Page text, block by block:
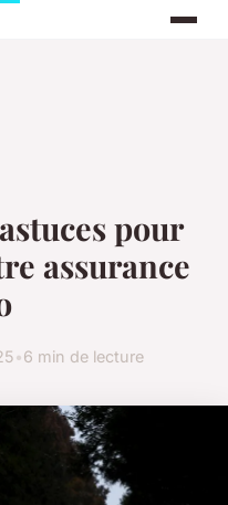
pour
assurance
•6 min de lecture